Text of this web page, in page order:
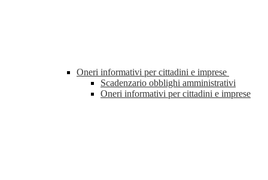
Oneri informativi per cittadini e imprese
Scadenzario obblighi amministrativi
Oneri informativi per cittadini e imprese